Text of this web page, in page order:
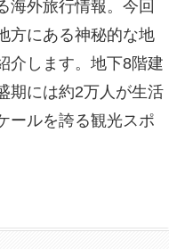
海外旅行情報。今回
方にある神秘的な地
介します。地下8階建
期には約2万人が生活
ールを誇る観光スポ